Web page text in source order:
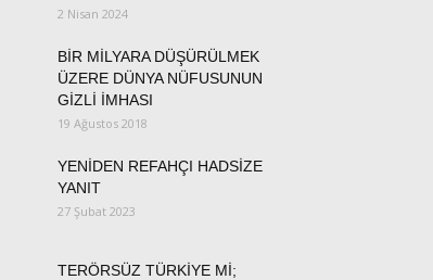
2 Nisan 2024
BİR MİLYARA DÜŞÜRÜLMEK
ÜZERE DÜNYA NÜFUSUNUN
GİZLİ İMHASI
19 Ağustos 2018
YENİDEN REFAHÇI HADSİZE
YANIT
27 Şubat 2023
TERÖRSÜZ TÜRKİYE Mİ;